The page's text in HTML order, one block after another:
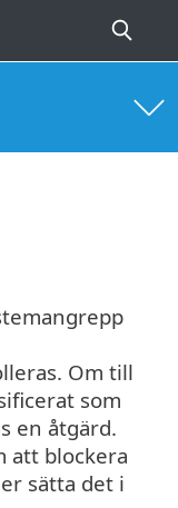
Om till
som
en åtgärd.
att blockera
sätta det i